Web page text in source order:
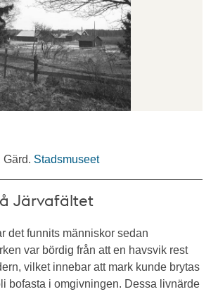
Gärd. Stadsmuseet
Järvafältet
det funnits människor sedan
var bördig från att en havsvik rest
vilket innebar att mark kunde brytas
bofasta i omgivningen. Dessa livnärde